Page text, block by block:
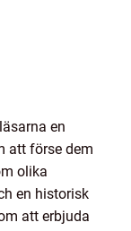
en
att förse dem
olika
en historisk
att erbjuda